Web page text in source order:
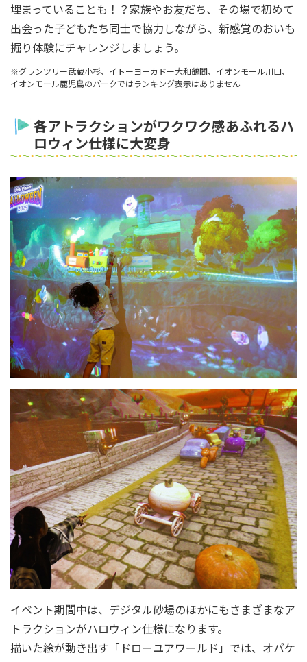
埋まっていることも！？家族やお友だち、その場で初めて
出会った子どもたち同士で協力しながら、新感覚のおいも
掘り体験にチャレンジしましょう。
※グランツリー武蔵小杉、イトーヨーカドー大和鶴間、イオンモール川口、
イオンモール鹿児島のパークではランキング表示はありません
各アトラクションがワクワク感あふれるハ
ロウィン仕様に大変身
イベント期間中は、デジタル砂場のほかにもさまざまなア
トラクションがハロウィン仕様になります。
描いた絵が動き出す「ドローユアワールド」では、オバケ